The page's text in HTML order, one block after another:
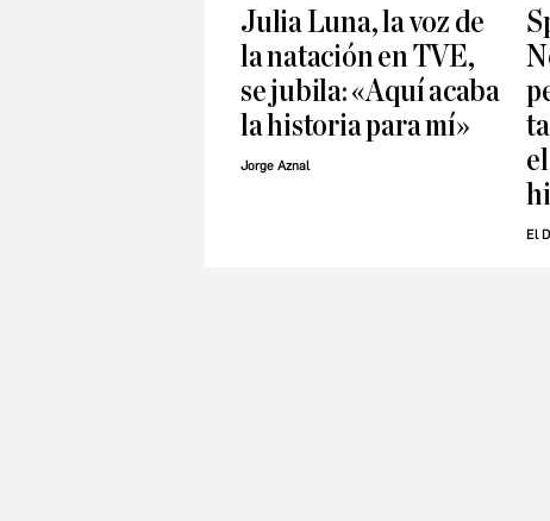
Julia Luna, la voz de
la natación en TVE,
se jubila: «Aquí acaba
la historia para mí»
Jorge Aznal
El